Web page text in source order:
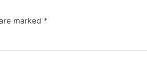
marked *